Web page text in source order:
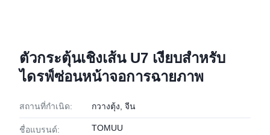
ตัวกระตุ้นเชิงเส้น U7 เงียบสำหรับ
ไดรฟ์ซ่อนหน้าจอการฉายภาพ
สถานที่กำเนิด: กวางตุ้ง, จีน
ชื่อแบรนด์: TOMUU